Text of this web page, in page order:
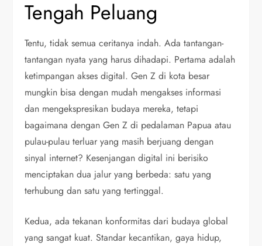
Tengah Peluang
Tentu, tidak semua ceritanya indah. Ada tantangan-
tantangan nyata yang harus dihadapi. Pertama adalah
ketimpangan akses digital. Gen Z di kota besar
mungkin bisa dengan mudah mengakses informasi
dan mengekspresikan budaya mereka, tetapi
bagaimana dengan Gen Z di pedalaman Papua atau
pulau-pulau terluar yang masih berjuang dengan
sinyal internet? Kesenjangan digital ini berisiko
menciptakan dua jalur yang berbeda: satu yang
terhubung dan satu yang tertinggal.
Kedua, ada tekanan konformitas dari budaya global
yang sangat kuat. Standar kecantikan, gaya hidup,